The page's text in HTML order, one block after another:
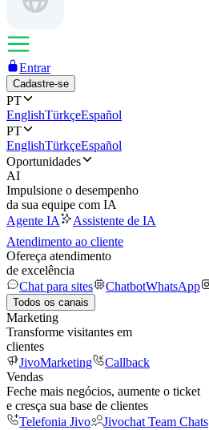
Entrar
Cadastre-se
PT
EnglishTürkçeEspañol
PT
EnglishTürkçeEspañol
Oportunidades
AI
Impulsione o desempenho
da sua equipe com IA
Agente IA
Assistente de IA
Atendimento ao cliente
Ofereça atendimento
de excelência
Chat para sites
ChatbotWhatsApp
Todos os canais
Marketing
Transforme visitantes em
clientes
JivoMarketing
Callback
Vendas
Feche mais negócios, aumente o ticket
e cresça sua base de clientes
Telefonia Jivo
Jivochat Team Chats